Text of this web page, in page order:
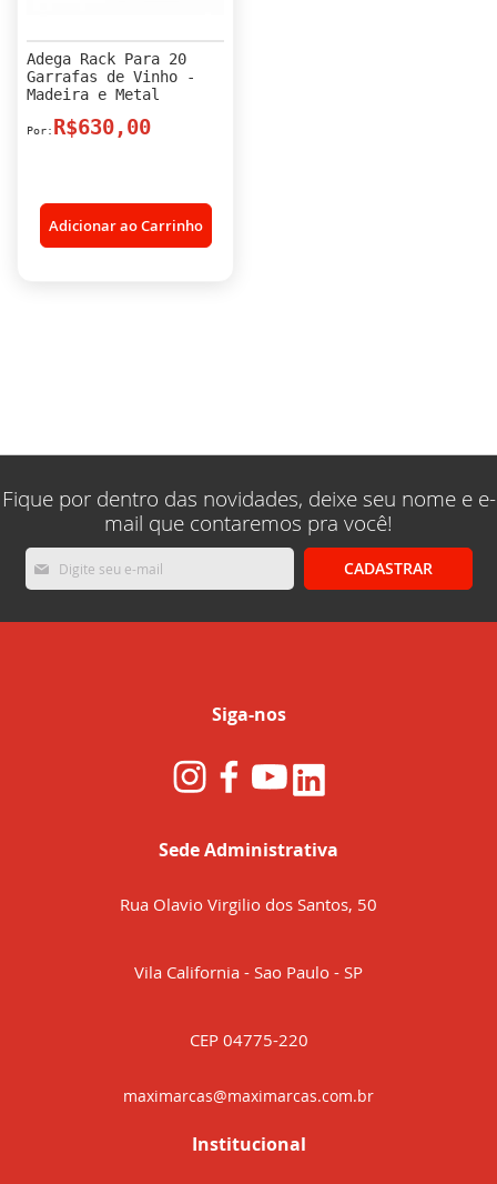
Adega Rack Para 20
Garrafas de Vinho -
Madeira e Metal
R$630,00
Adicionar ao Carrinho
Fique por dentro das novidades, deixe seu nome e e-
mail que contaremos pra você!
Inscreva-
se
nossa
CADASTRAR
Siga-nos
Sede Administrativa
Rua Olavio Virgilio dos Santos, 50
Vila California - Sao Paulo - SP
CEP 04775-220
maximarcas@maximarcas.com.br
Institucional